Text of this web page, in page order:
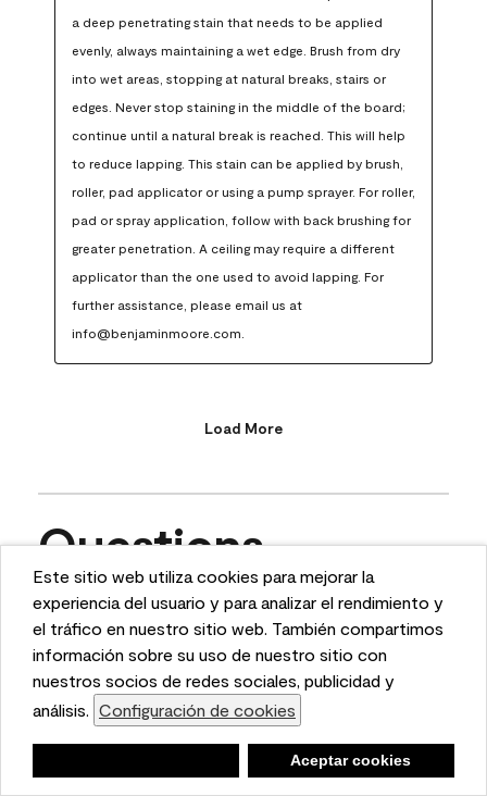
This website uses cookies to enhance user experience
and to analyze performance and traffic on our website.
We also share information about your use of our site
with our social media, advertising, and analytics
partners. Cookie Settings
Accept Cookies
Este sitio web utiliza cookies para mejorar la
experiencia del usuario y para analizar el rendimiento y
el tráfico en nuestro sitio web. También compartimos
información sobre su uso de nuestro sitio con
nuestros socios de redes sociales, publicidad y
análisis. Configuración de cookies
Aceptar cookies
a deep penetrating stain that needs to be applied
evenly, always maintaining a wet edge. Brush from dry
into wet areas, stopping at natural breaks, stairs or
edges. Never stop staining in the middle of the board;
continue until a natural break is reached. This will help
to reduce lapping. This stain can be applied by brush,
roller, pad applicator or using a pump sprayer. For roller,
pad or spray application, follow with back brushing for
greater penetration. A ceiling may require a different
applicator than the one used to avoid lapping. For
further assistance, please email us at
info@benjaminmoore.com.
Load More
Questions
Ask a question
1 - 10 of 11 Questions